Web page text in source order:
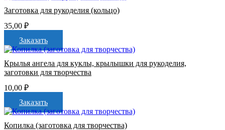
Заготовка для рукоделия (кольцо)
35,00 ₽
Заказать
Крылья ангела для куклы, крылышки для рукоделия,
заготовки для творчества
10,00 ₽
Заказать
Копилка (заготовка для творчества)